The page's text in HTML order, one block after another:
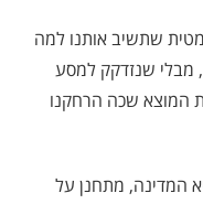
שתשיב אותנו למה
מבלי שנזדקק למסע
המוצא שכה הרחקנו
המדינה, מתחנן על